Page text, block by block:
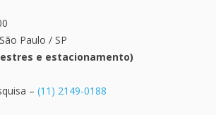
Paulo / SP
e estacionamento)
– (11) 2149-0188